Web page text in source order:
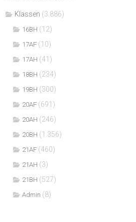
Klassen (3.886)
16BH (12)
17AF (10)
17AH (41)
18BH (234)
19BH (300)
20AF (691)
20AH (246)
20BH (1.356)
21AF (460)
21AH (3)
21BH (527)
Admin (8)